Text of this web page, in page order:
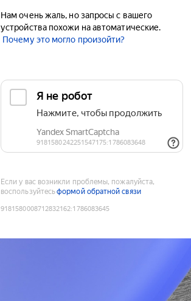
Нам очень жаль, но запросы с вашего
устройства похожи на автоматические.
Почему это могло произойти?
Если у вас возникли проблемы, пожалуйста,
воспользуйтесьформой обратной связи
9181580008712832162:1786083645